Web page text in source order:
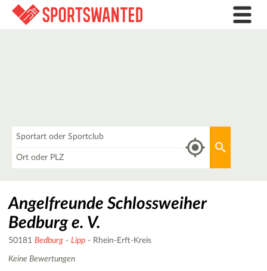
Angelfreunde Schlossweiher
Bedburg e. V.
50181 Bedburg - Lipp - Rhein-Erft-Kreis
Keine Bewertungen